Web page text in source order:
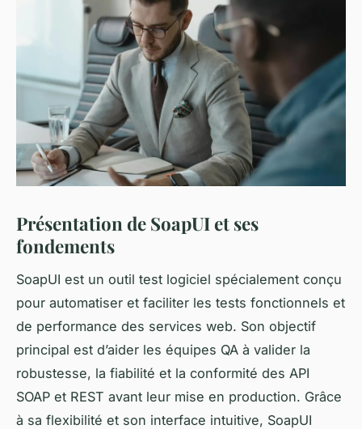
Présentation de SoapUI et ses
fondements
SoapUI est un outil test logiciel spécialement conçu
pour automatiser et faciliter les tests fonctionnels et
de performance des services web. Son objectif
principal est d’aider les équipes QA à valider la
robustesse, la fiabilité et la conformité des API
SOAP et REST avant leur mise en production. Grâce
à sa flexibilité et son interface intuitive, SoapUI